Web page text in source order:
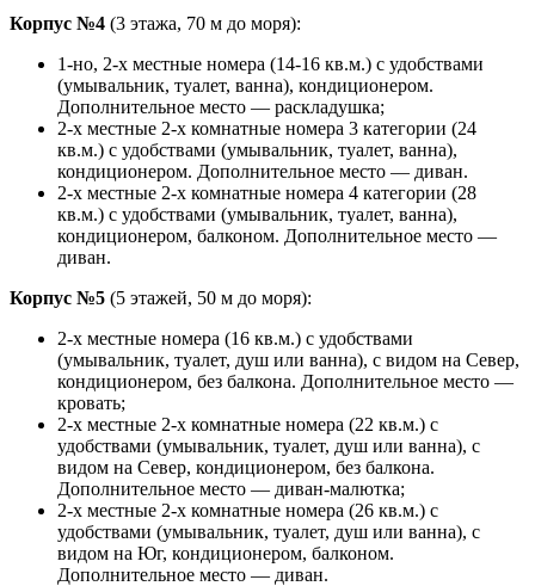
Корпус №4 (3 этажа, 70 м до моря):
1-но, 2-х местные номера (14-16 кв.м.) с удобствами
(умывальник, туалет, ванна), кондиционером.
Дополнительное место — раскладушка;
2-х местные 2-х комнатные номера 3 категории (24
кв.м.) с удобствами (умывальник, туалет, ванна),
кондиционером. Дополнительное место — диван.
2-х местные 2-х комнатные номера 4 категории (28
кв.м.) с удобствами (умывальник, туалет, ванна),
кондиционером, балконом. Дополнительное место —
диван.
Корпус №5 (5 этажей, 50 м до моря):
2-х местные номера (16 кв.м.) с удобствами
(умывальник, туалет, душ или ванна), с видом на Север,
кондиционером, без балкона. Дополнительное место —
кровать;
2-х местные 2-х комнатные номера (22 кв.м.) с
удобствами (умывальник, туалет, душ или ванна), с
видом на Север, кондиционером, без балкона.
Дополнительное место — диван-малютка;
2-х местные 2-х комнатные номера (26 кв.м.) с
удобствами (умывальник, туалет, душ или ванна), с
видом на Юг, кондиционером, балконом.
Дополнительное место — диван.